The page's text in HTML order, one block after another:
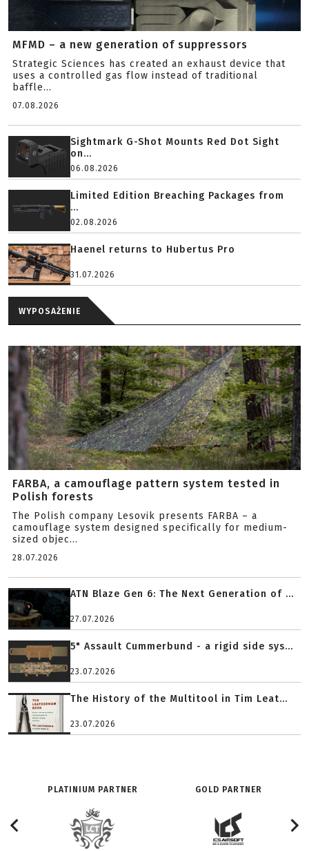
MFMD – a new generation of suppressors
Strategic Sciences has created an exhaust device that
uses a controlled gas flow instead of traditional
baffle...
07.08.2026
Sightmark G-Shot Mounts Red Dot Sight
on...
06.08.2026
Limited Edition Breaching Packages from
...
02.08.2026
Haenel returns to Hubertus Pro
31.07.2026
WYPOSAŻENIE
FARBA, a camouflage pattern system tested in
Polish forests
The Polish company Lesovik presents FARBA – a
camouflage system designed specifically for medium-
sized objec...
28.07.2026
ATN Blaze Gen 6: The Next Generation of ...
27.07.2026
5" Assault Cummerbund - a rigid side sys...
23.07.2026
The History of the Multitool in Tim Leat...
23.07.2026
PLATINIUM PARTNER GOLD PARTNER